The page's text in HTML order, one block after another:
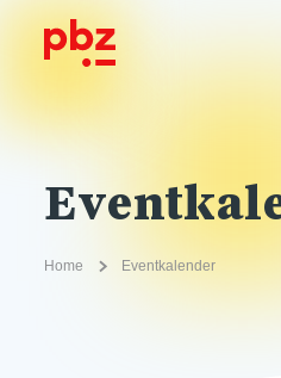
Home Eventkalender